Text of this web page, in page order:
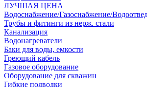
ЛУЧШАЯ ЦЕНА
Водоснабжение/Газоснабжение/
Трубы и фитинги из нерж. стали
Канализация
Водонагреватели
Баки для воды, емкости
Греющий кабель
Газовое оборудование
Оборудование для скважин
Гибкие подводки